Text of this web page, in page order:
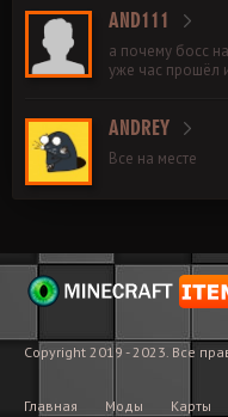
AND111
а почему босс
уже час прошёл
ANDREY
Все на месте
Copyright 2019 - 2023. Все
Главная Моды Карты